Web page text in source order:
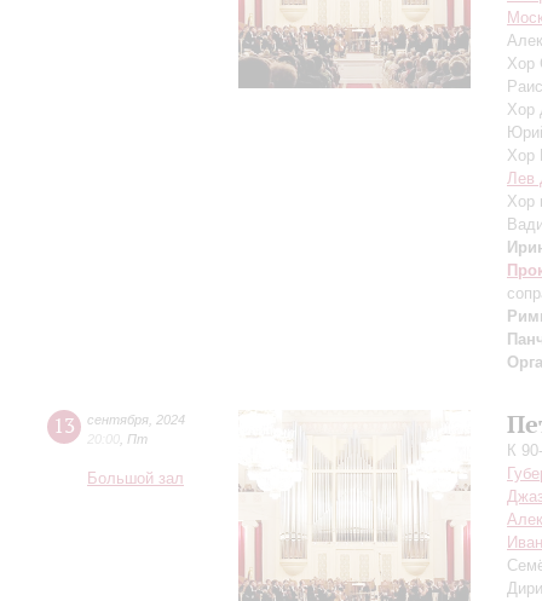
Хор
Хор
Хор
Лев
Хор
13 сентября 2024
20:00 Пт
Большой зал
К